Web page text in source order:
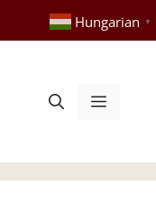
Hungarian ▼
Menü